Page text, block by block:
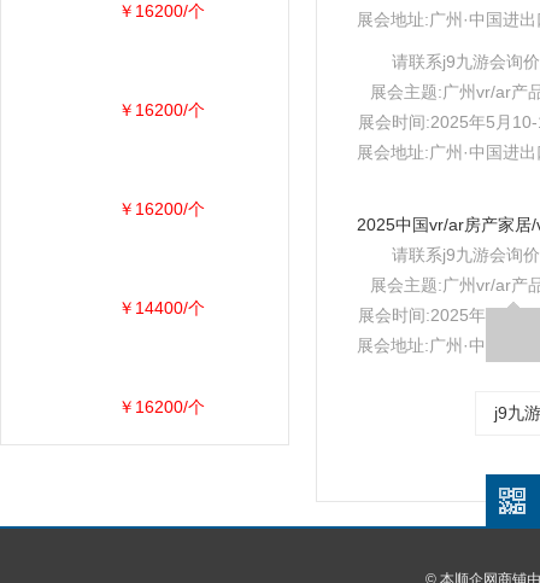
展会地址:广州·中国进
请联系j9九游会询价
展会主题:广州vr/ar产
展会时间:2025年5月
展会地址:广州·中国进
请联系j9九游会询价
展会主题:广州vr/ar产
展会时间:2025年5月
展会地址:广州·中国进
j9九
￥16200/个
￥16200/个
￥16200/个
￥14400/个
￥16200/个
© 本顺企网商铺由